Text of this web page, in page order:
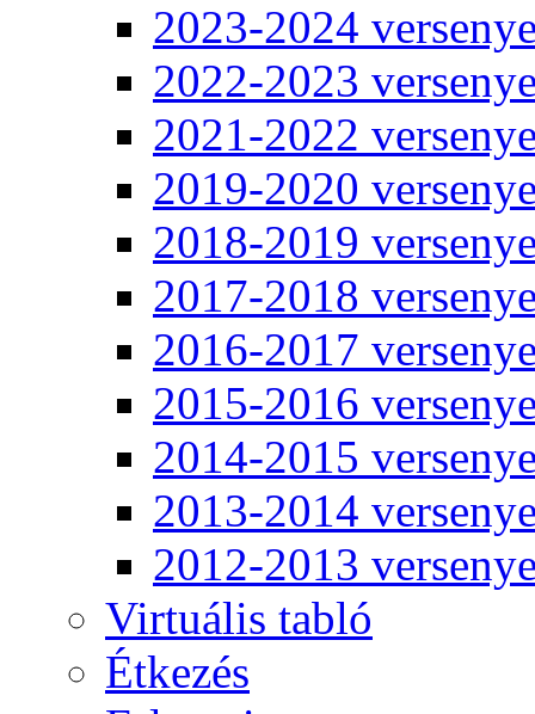
2023-2024
2022-2023
2021-2022
2019-2020
2018-2019
2017-2018
2016-2017
2015-2016
2014-2015
2013-2014
2012-2013
Virtuális tabló
Étkezés